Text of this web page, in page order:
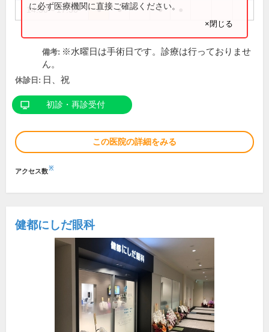
14:30～17:30 ● ● ●
に必ず医療機関に直接ご確認ください。
×閉じる
備考: ※水曜日は手術日です。診療は行っておりませ
ん。
休診日: 日、祝
初診・再診受付
この医院の詳細をみる
アクセス数※
健都にしだ眼科